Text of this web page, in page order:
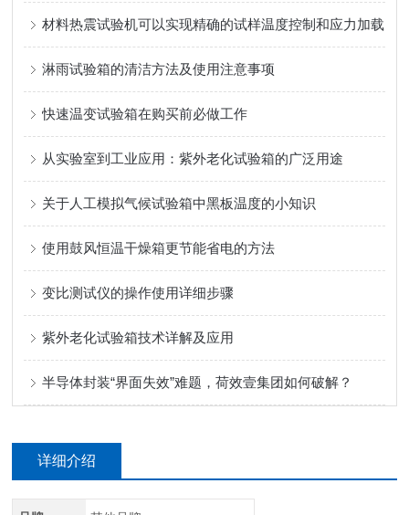
材料热震试验机可以实现精确的试样温度控制和应力加载
淋雨试验箱的清洁方法及使用注意事项
快速温变试验箱在购买前必做工作
从实验室到工业应用：紫外老化试验箱的广泛用途
关于人工模拟气候试验箱中黑板温度的小知识
使用鼓风恒温干燥箱更节能省电的方法
变比测试仪的操作使用详细步骤
紫外老化试验箱技术详解及应用
半导体封装“界面失效”难题，荷效壹集团如何破解？
详细介绍